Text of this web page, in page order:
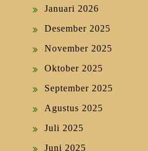
Januari 2026
Desember 2025
November 2025
Oktober 2025
September 2025
Agustus 2025
Juli 2025
Juni 2025